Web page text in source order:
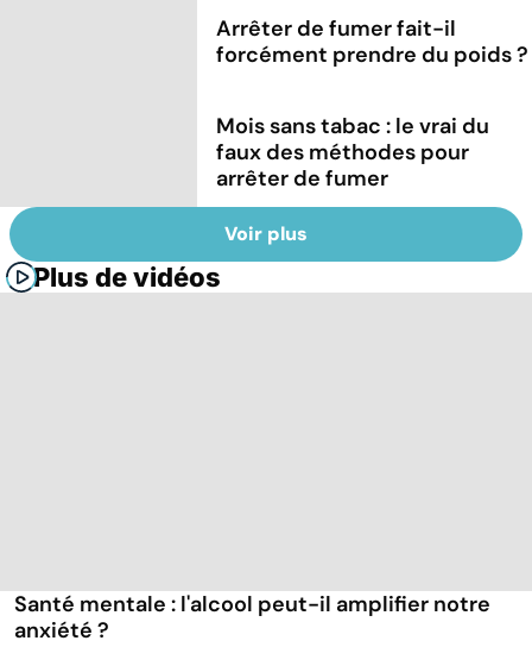
Arrêter de fumer fait-il
forcément prendre du poids ?
Mois sans tabac : le vrai du
faux des méthodes pour
arrêter de fumer
Voir plus
Plus de vidéos
Santé mentale : l'alcool peut-il amplifier notre
anxiété ?